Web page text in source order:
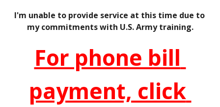
I'm unable to provide service at this time due to
my commitments with U.S. Army training.
For phone bill
payment, click